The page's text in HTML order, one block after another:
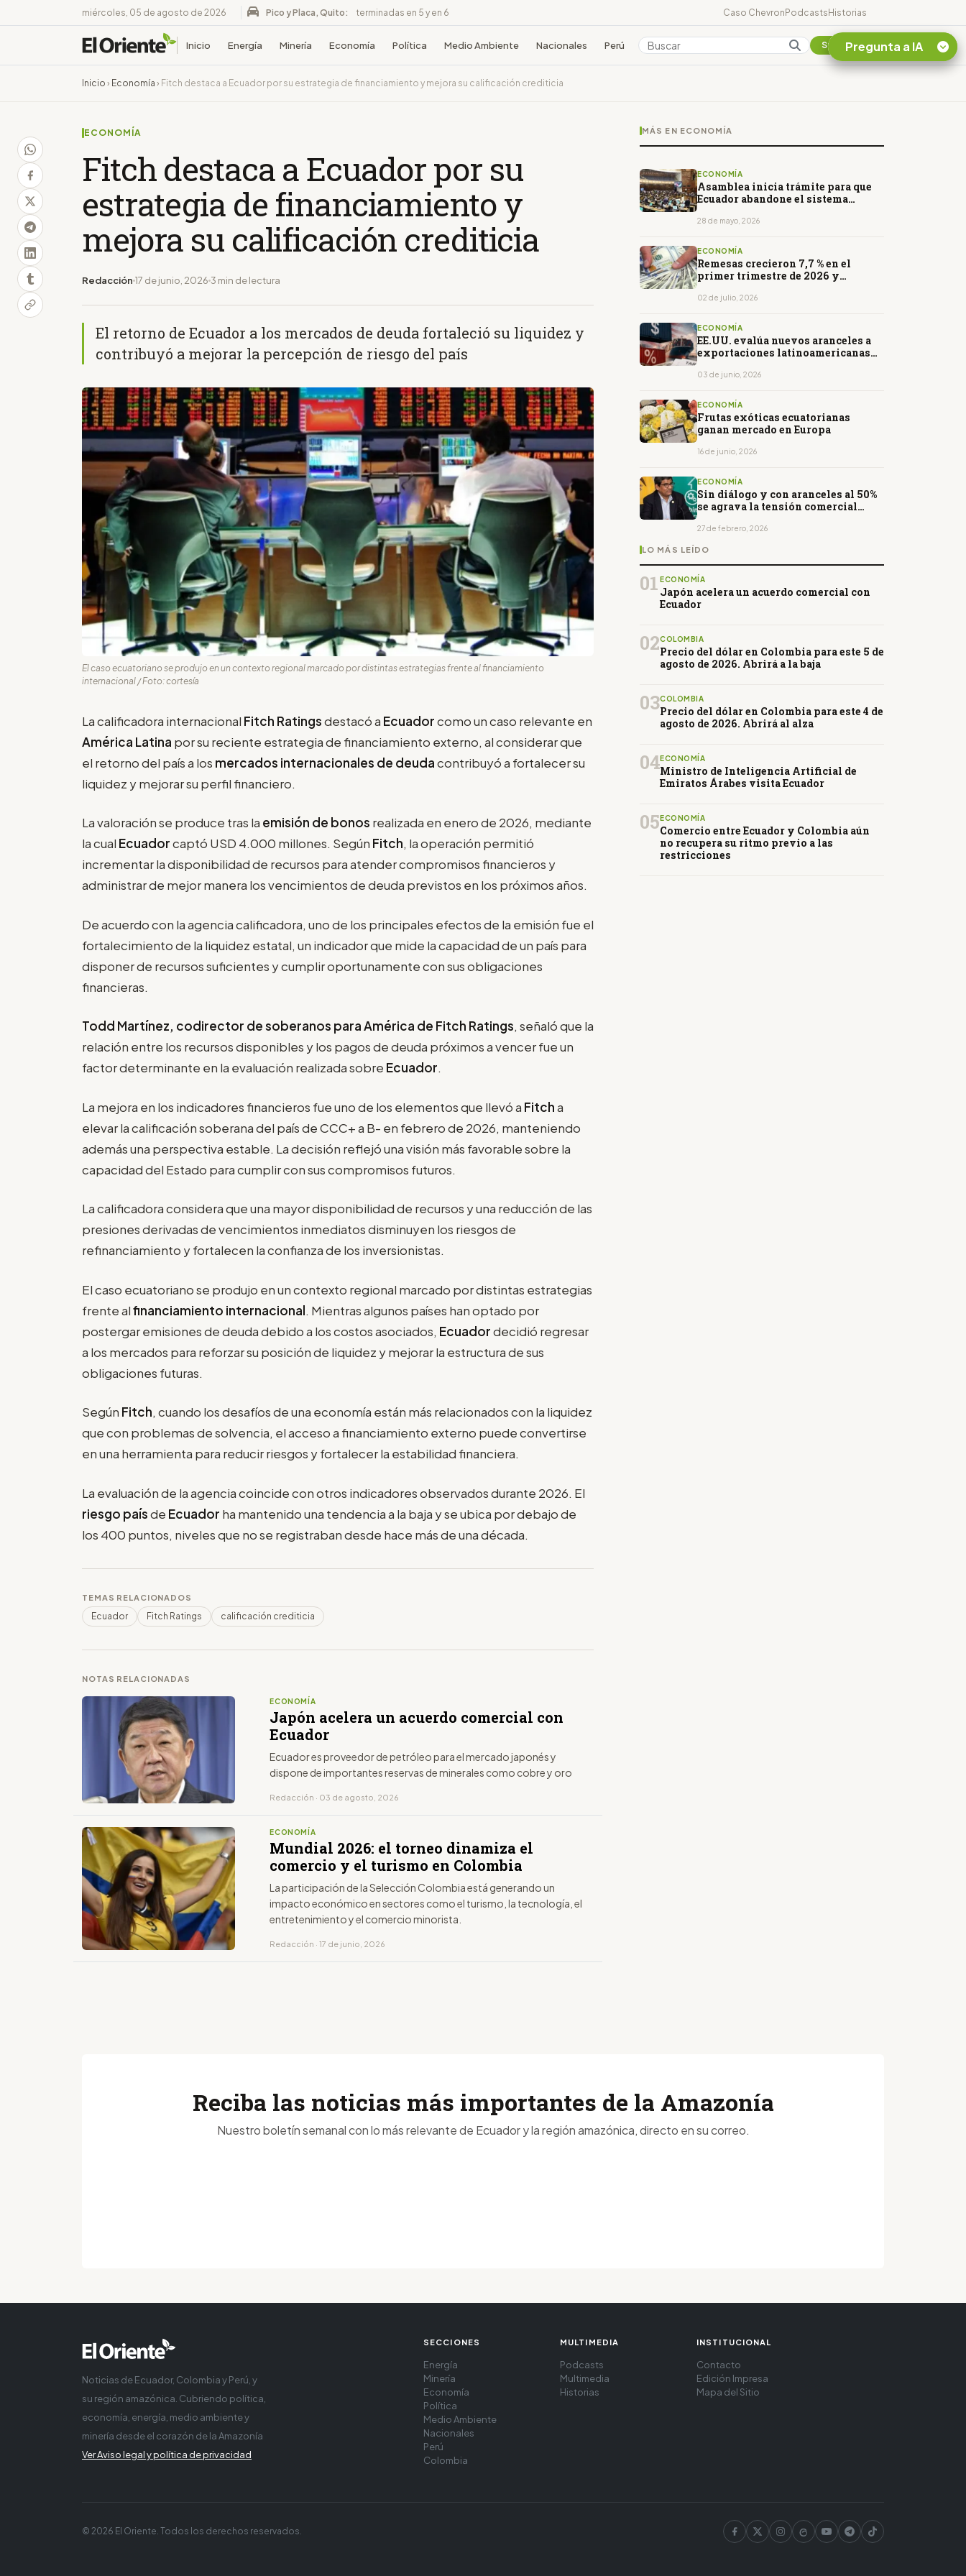
miércoles, 05 de agosto de 2026 Pico y Placa, Quito: terminadas en 5 y en 6 Caso ChevronPodcastsHistorias
Inicio Energía Minería Economía Política Medio Ambiente Nacionales Perú Colombia Suscribirse
Inicio › Economía › Fitch destaca a Ecuador por su estrategia de financiamiento y mejora su calificación crediticia
ECONOMÍA
Fitch destaca a Ecuador por su
estrategia de financiamiento y
mejora su calificación crediticia
Redacción 17 de junio, 2026 3 min de lectura
El retorno de Ecuador a los mercados de deuda fortaleció su liquidez y
contribuyó a mejorar la percepción de riesgo del país
El caso ecuatoriano se produjo en un contexto regional marcado por distintas estrategias frente al financiamiento
internacional / Foto: cortesía
La calificadora internacional Fitch Ratingsdestacó a Ecuadorcomo un caso relevante en
América Latina por su reciente estrategia de financiamiento externo, al considerar que
el retorno del país a los mercados internacionales de deudacontribuyó a fortalecer su
liquidez y mejorar su perfil financiero.
La valoración se produce tras la emisión de bonos realizada en enero de 2026, mediante
la cual Ecuadorcaptó USD 4.000 millones. Según Fitch, la operación permitió
incrementar la disponibilidad de recursos para atender compromisos financieros y
administrar de mejor manera los vencimientos de deuda previstos en los próximos años.
De acuerdo con la agencia calificadora, uno de los principales efectos de la emisión fue el
fortalecimiento de la liquidez estatal, un indicador que mide la capacidad de un país para
disponer de recursos suficientes y cumplir oportunamente con sus obligaciones
financieras.
Todd Martínez, codirector de soberanos para América de Fitch Ratings, señaló que la
relación entre los recursos disponibles y los pagos de deuda próximos a vencer fue un
factor determinante en la evaluación realizada sobre Ecuador.
La mejora en los indicadores financieros fue uno de los elementos que llevó a Fitcha
elevar la calificación soberana del país de CCC+ a B- en febrero de 2026, manteniendo
además una perspectiva estable. La decisión reflejó una visión más favorable sobre la
capacidad del Estado para cumplir con sus compromisos futuros.
La calificadora considera que una mayor disponibilidad de recursos y una reducción de las
presiones derivadas de vencimientos inmediatos disminuyen los riesgos de
refinanciamiento y fortalecen la confianza de los inversionistas.
El caso ecuatoriano se produjo en un contexto regional marcado por distintas estrategias
frente alfinanciamiento internacional. Mientras algunos países han optado por
postergar emisiones de deuda debido a los costos asociados, Ecuadordecidió regresar
a los mercados para reforzar su posición de liquidez y mejorar la estructura de sus
obligaciones futuras.
Según Fitch, cuando los desafíos de una economía están más relacionados con la liquidez
que con problemas de solvencia, el acceso a financiamiento externo puede convertirse
en una herramienta para reducir riesgos y fortalecer la estabilidad financiera.
La evaluación de la agencia coincide con otros indicadores observados durante 2026. El
riesgo paísde Ecuador ha mantenido una tendencia a la baja y se ubica por debajo de
los 400 puntos, niveles que no se registraban desde hace más de una década.
TEMAS RELACIONADOS
Ecuador Fitch Ratings calificación crediticia
NOTAS RELACIONADAS
ECONOMÍA
Japón acelera un acuerdo comercial con
Ecuador
Ecuador es proveedor de petróleo para el mercado japonés y
dispone de importantes reservas de minerales como cobre y oro
Redacción · 03 de agosto, 2026
ECONOMÍA
Mundial 2026: el torneo dinamiza el
comercio y el turismo en Colombia
La participación de la Selección Colombia está generando un
impacto económico en sectores como el turismo, la tecnología, el
entretenimiento y el comercio minorista.
Redacción · 17 de junio, 2026
MÁS EN ECONOMÍA
ECONOMÍA
Asamblea inicia trámite para que
Ecuador abandone el sistema
correísmo
28 de mayo, 2026
ECONOMÍA
Remesas crecieron 7,7 % en el
primer trimestre de 2026 y
02 de julio, 2026
ECONOMÍA
EE.UU. evalúa nuevos aranceles a
exportaciones latinoamericanas
forzoso
03 de junio, 2026
ECONOMÍA
Frutas exóticas ecuatorianas
ganan mercado en Europa
16 de junio, 2026
ECONOMÍA
Sin diálogo y con aranceles al 50%
se agrava la tensión comercial
27 de febrero, 2026
LO MÁS LEÍDO
01 ECONOMÍA
Japón acelera un acuerdo comercial con
Ecuador
02COLOMBIA
Precio del dólar en Colombia para este 5 de
agosto de 2026. Abrirá a la baja
03COLOMBIA
Precio del dólar en Colombia para este 4 de
agosto de 2026. Abrirá al alza
04ECONOMÍA
Ministro de Inteligencia Artificial de
Emiratos Árabes visita Ecuador
05 ECONOMÍA
Comercio entre Ecuador y Colombia aún
no recupera su ritmo previo a las
restricciones
Pregunta a IA
¿En que consiste la
Reciba las noticias más importantes de la Amazonía
Nuestro boletín semanal con lo más relevante de Ecuador y la región amazónica, directo en su correo.
Noticias de Ecuador, Colombia y Perú, y
su región amazónica. Cubriendo política,
economía, energía, medio ambiente y
minería desde el corazón de la Amazonía
Ver Aviso legal y política de privacidad
SECCIONES
Energía
Minería
Economía
Política
Medio Ambiente
Nacionales
Perú
Colombia
MULTIMEDIA
Podcasts
Multimedia
Historias
INSTITUCIONAL
Contacto
Edición Impresa
Mapa del Sitio
© 2026 El Oriente. Todos los derechos reservados.